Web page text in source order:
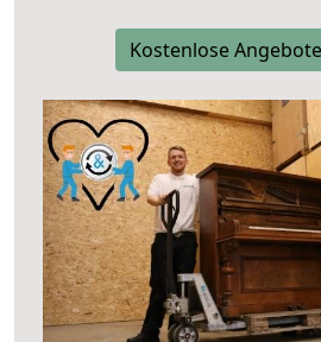
Kostenlose